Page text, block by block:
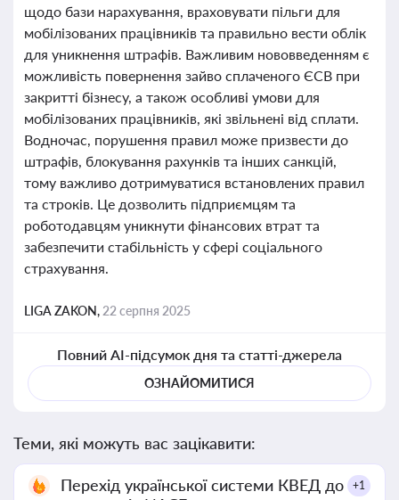
щодо бази нарахування, враховувати пільги для
мобілізованих працівників та правильно вести облік
для уникнення штрафів. Важливим нововведенням є
можливість повернення зайво сплаченого ЄСВ при
закритті бізнесу, а також особливі умови для
мобілізованих працівників, які звільнені від сплати.
Водночас, порушення правил може призвести до
штрафів, блокування рахунків та інших санкцій,
тому важливо дотримуватися встановлених правил
та строків. Це дозволить підприємцям та
роботодавцям уникнути фінансових втрат та
забезпечити стабільність у сфері соціального
страхування.
LIGA ZAKON, 22 серпня 2025
Повний AI-підсумок дня та статті-джерела
ОЗНАЙОМИТИСЯ
Теми, які можуть вас зацікавити:
Перехід української системи КВЕД до
+1